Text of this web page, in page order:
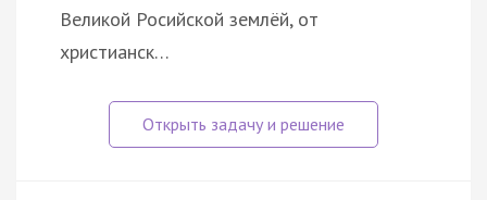
Великой Росийской землёй, от
христианск…